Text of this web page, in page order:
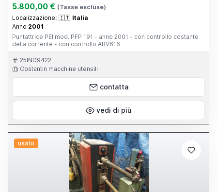
5.800,00 € (Tasse escluse)
Localizzazione: 🇮🇹 Italia
Anno 2001
Puntattrice PEI mod. PFP 191 - anno 2001 - con controllo costante
della corrente - con controllo ABV616
25IND9422
Costantin macchine utensili
contatta
vedi di più
usato